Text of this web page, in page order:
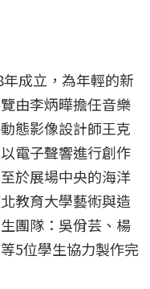
年成立，為年輕的新
由李炳曄擔任音樂
態影像設計師王克
電子聲響進行創作
於展場中央的海洋
教育大學藝術與造
團隊：吳佾芸、楊
5位學生協力製作完